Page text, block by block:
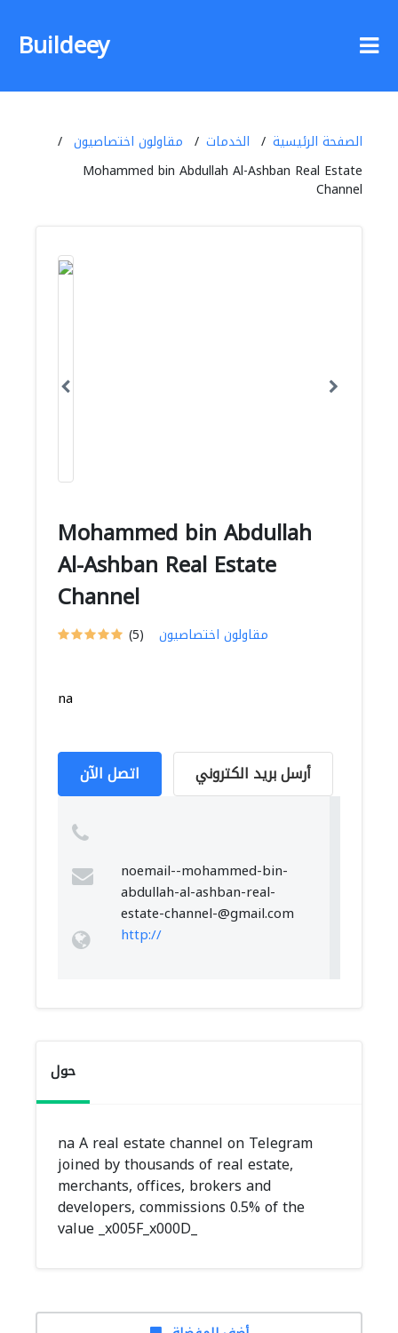
Buildeey
الصفحة الرئيسية الخدمات
مقاولون اختصاصيون
Mohammed bin Abdullah Al-Ashban Real Estate
Channel
Mohammed bin Abdullah
Al-Ashban Real Estate
Channel
(5) مقاولون اختصاصيون
na
اتصل الآن أرسل بريد الكتروني
noemail--mohammed-bin-
abdullah-al-ashban-real-
estate-channel-@gmail.com
http://
حول
na A real estate channel on Telegram
joined by thousands of real estate,
merchants, offices, brokers and
developers, commissions 0.5% of the
value _x005F_x000D_